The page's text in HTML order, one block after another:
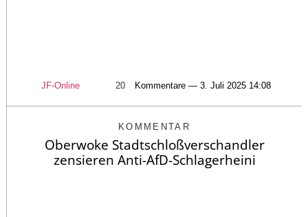
JF-Online 20 Kommentare — 3. Juli 2025 14:08
KOMMENTAR
Oberwoke Stadtschloßverschandler
zensieren Anti-AfD-Schlagerheini